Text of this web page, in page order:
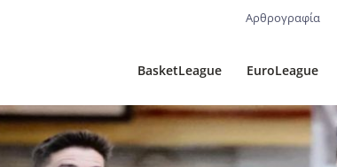
Αρθρογραφία
BasketLeague EuroLeague